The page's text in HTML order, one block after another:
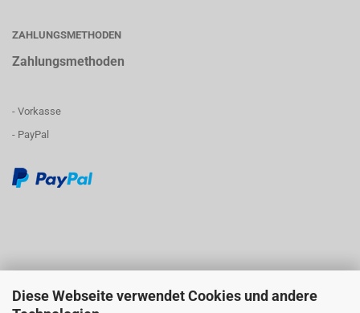
Diese Webseite verwendet Cookies und andere
ZAHLUNGSMETHODEN
Zahlungsmethoden
- Vorkasse
- PayPal